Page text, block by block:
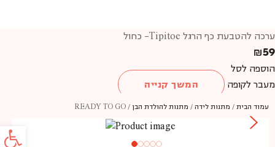
ערכה להטבעת כף הרגל Tipitoe- כחול
₪59
הוספה לסל
מעבר לקופה
המשך קנייה
עמוד הבית / מתנות לידה / מתנות להולדת הבן / READY TO GO